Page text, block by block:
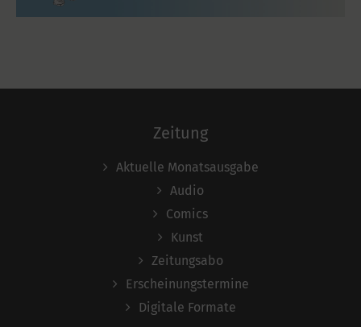
Zeitung
Aktuelle Monatsausgabe
Audio
Comics
Kunst
Zeitungsabo
Erscheinungstermine
Digitale Formate